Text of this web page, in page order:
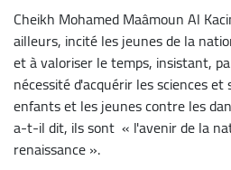
Cheikh Mohamed Maâmoun Al
ailleurs, incité les jeunes de la
et à valoriser le temps, insistant,
nécessité d'acquérir les sciences
enfants et les jeunes contre les
a-t-il dit, ils sont « l'avenir de la
renaissance ».